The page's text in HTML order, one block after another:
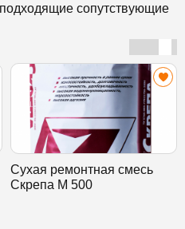
сопутствующие
Сухая ремонтная смесь
Скрепа М 500